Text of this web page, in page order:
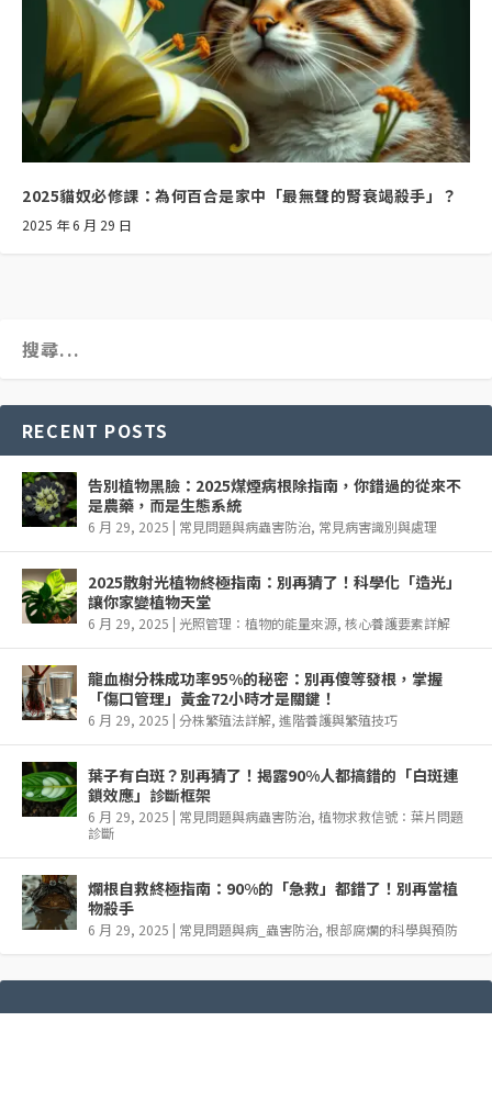
2025貓奴必修課：為何百合是家中「最無聲的腎衰竭殺手」？
2025 年 6 月 29 日
RECENT POSTS
告別植物黑臉：2025煤煙病根除指南，你錯過的從來不
是農藥，而是生態系統
6 月 29, 2025 | 常見問題與病蟲害防治, 常見病害識別與處理
2025散射光植物終極指南：別再猜了！科學化「造光」
讓你家變植物天堂
6 月 29, 2025 | 光照管理：植物的能量來源, 核心養護要素詳解
龍血樹分株成功率95%的秘密：別再傻等發根，掌握
「傷口管理」黃金72小時才是關鍵！
6 月 29, 2025 | 分株繁殖法詳解, 進階養護與繁殖技巧
葉子有白斑？別再猜了！揭露90%人都搞錯的「白斑連
鎖效應」診斷框架
6 月 29, 2025 | 常見問題與病蟲害防治, 植物求救信號：葉片問題
診斷
爛根自救終極指南：90%的「急救」都錯了！別再當植
物殺手
6 月 29, 2025 | 常見問題與病_蟲害防治, 根部腐爛的科學與預防